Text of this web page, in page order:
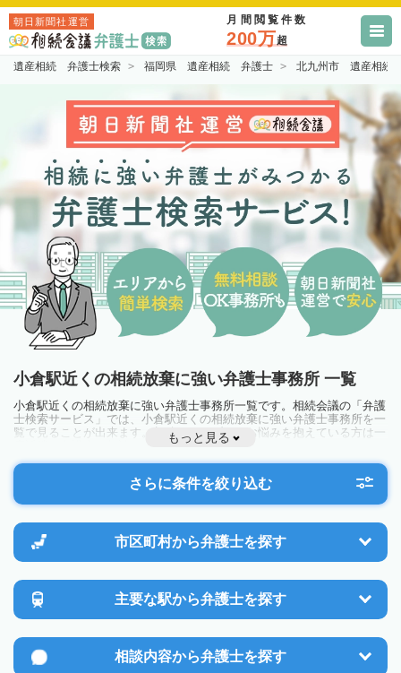
朝日新聞社運営 月間閲覧件数
200万超
遺産相続 弁護士検索 福岡県 遺産相続 弁護士 北九州市 遺産相続
小倉駅近くの相続放棄に強い弁護士事務所 一覧
小倉駅近くの相続放棄に強い弁護士事務所一覧です。相続会議の「弁護
士検索サービス」では、小倉駅近くの相続放棄に強い弁護士事務所を一
覧で見ることが出来ます。相続のトラブルやお悩みを抱えている方は一
度近隣の弁護士に相談してみましょう。
もっと見る
さらに条件を絞り込む
市区町村から弁護士を探す
主要な駅から弁護士を探す
相談内容から弁護士を探す